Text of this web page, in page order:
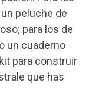
peluche de
para los de
un cuaderno
para construir
que has